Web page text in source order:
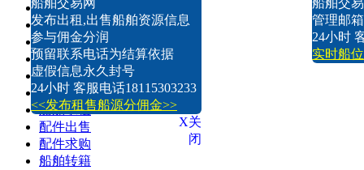
Tel:18115303233
船舶转港·过户
船舶坞检·坞修·油漆
船价估算
船舶出售
船舶求购
船舶出租
船舶求租
配件出售
配件求购
船舶转籍
船舶交易网
发布出租,出售船舶资源信息
参与佣金分润
预留联系电话为结算依据
虚假信息永久封号
24小时 客服电话18115303233
<<发布租售船源分佣金>>
X关
闭
船舶交
管理邮箱
24小时
实时船